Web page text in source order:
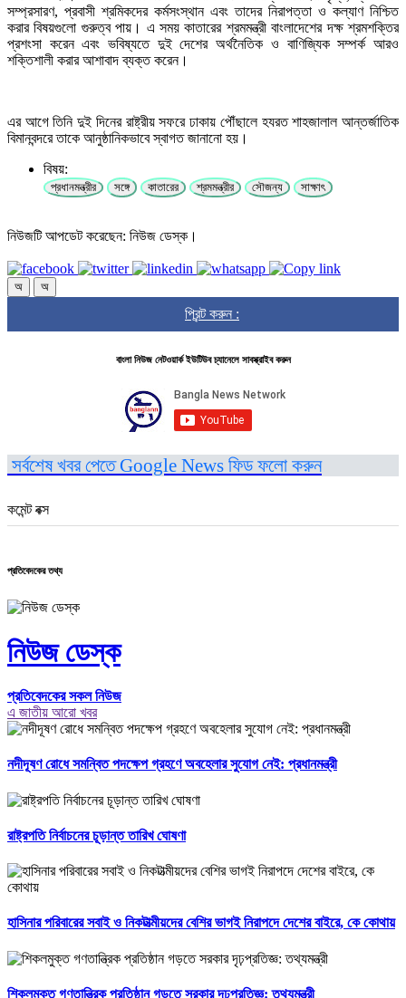
সম্প্রসারণ, প্রবাসী শ্রমিকদের কর্মসংস্থান এবং তাদের নিরাপত্তা ও কল্যাণ নিশ্চিত
করার বিষয়গুলো গুরুত্ব পায়। এ সময় কাতারের শ্রমমন্ত্রী বাংলাদেশের দক্ষ শ্রমশক্তির
প্রশংসা করেন এবং ভবিষ্যতে দুই দেশের অর্থনৈতিক ও বাণিজ্যিক সম্পর্ক আরও
শক্তিশালী করার আশাবাদ ব্যক্ত করেন।
এর আগে তিনি দুই দিনের রাষ্ট্রীয় সফরে ঢাকায় পৌঁছালে হযরত শাহজালাল আন্তর্জাতিক
বিমানবন্দরে তাকে আনুষ্ঠানিকভাবে স্বাগত জানানো হয়।
বিষয়:
প্রধানমন্ত্রীর সঙ্গে কাতারের শ্রমমন্ত্রীর সৌজন্য সাক্ষাৎ
নিউজটি আপডেট করেছেন: নিউজ ডেস্ক।
অ অ
প্রিন্ট করুন :
বাংলা নিউজ নেটওয়ার্ক ইউটিউব চ্যানেলে সাবস্ক্রাইব করুন
সর্বশেষ খবর পেতে Google News ফিড ফলো করুন
কমেন্ট বক্স
প্রতিবেদকের তথ্য
নিউজ ডেস্ক
প্রতিবেদকের সকল নিউজ
এ জাতীয় আরো খবর
নদীদূষণ রোধে সমন্বিত পদক্ষেপ গ্রহণে অবহেলার সুযোগ নেই: প্রধানমন্ত্রী
রাষ্ট্রপতি নির্বাচনের চূড়ান্ত তারিখ ঘোষণা
হাসিনার পরিবারের সবাই ও নিকটাত্মীয়দের বেশির ভাগই নিরাপদে দেশের বাইরে, কে কোথায়
শিকলমুক্ত গণতান্ত্রিক প্রতিষ্ঠান গড়তে সরকার দৃঢ়প্রতিজ্ঞ: তথ্যমন্ত্রী